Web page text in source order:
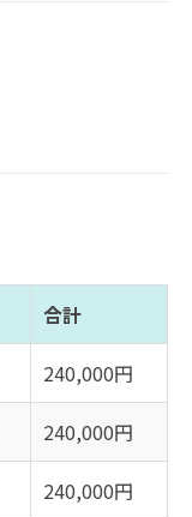
合計
240,000円
240,000円
240,000円